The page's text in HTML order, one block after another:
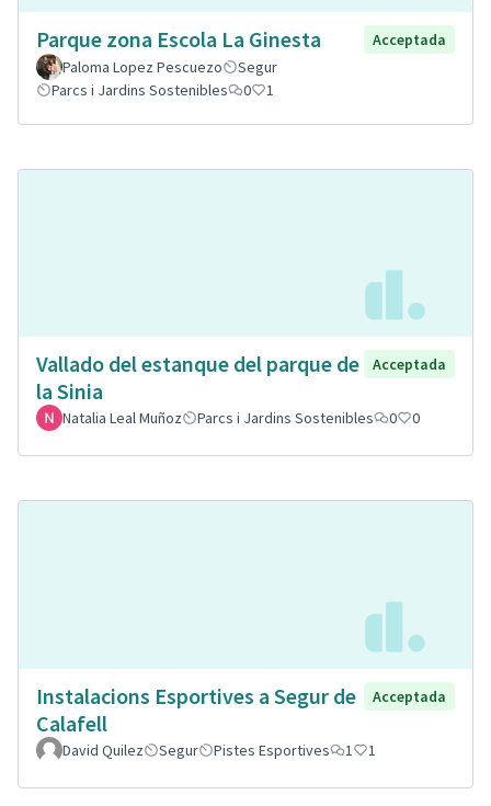
Parque zona Escola La Ginesta
Acceptada
Paloma Lopez Pescuezo
Segur
Parcs i Jardins Sostenibles
0 1
Vallado del estanque del parque de
la Sinia
Acceptada
Natalia Leal Muñoz Parcs i Jardins Sostenibles 0 0
Instalacions Esportives a Segur de
Calafell
Acceptada
David Quilez Segur Pistes Esportives 1 1